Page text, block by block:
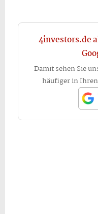
4investors.de
Damit sehen Sie
häufiger in